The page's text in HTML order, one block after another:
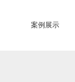
案例展示